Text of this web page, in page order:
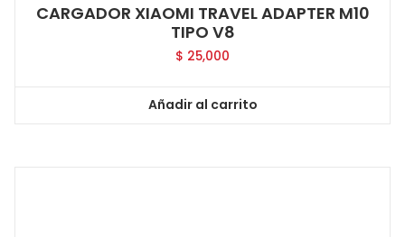
CARGADOR XIAOMI TRAVEL ADAPTER M10
TIPO V8
$ 25,000
Añadir al carrito